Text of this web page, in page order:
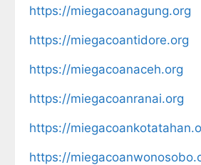
https://miegacoanagung.org
https://miegacoantidore.org
https://miegacoanaceh.org
https://miegacoanranai.org
https://
https://